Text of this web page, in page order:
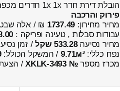
הובלת דירת חדר 1x 1x חדרים מכפר הנשיא ← לפוריה נווה עובד
פירוק והרכבה
מחיר מחירון: 1737.49 ₪ / אלה
עבודות סבלות , טעינה ופריקה : ₪
מחיר נסיעה533.28 שקל / זמן
נפח כללי:9.71м³ / המשקל הכולל:
מכרז מספר № XKLK-3493 / הצעת